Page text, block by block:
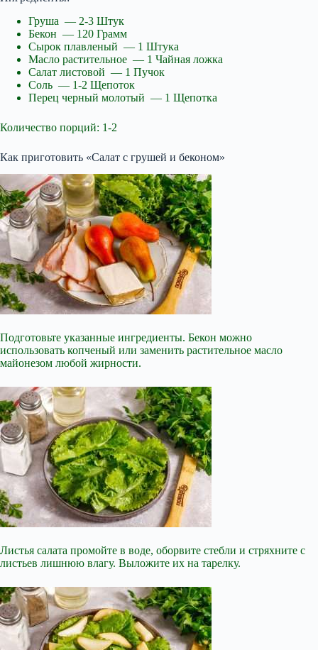
Груша — 2-3 Штук
Бекон — 120 Грамм
Сырок плавленый — 1 Штука
Масло растительное — 1 Чайная ложка
Салат листовой — 1 Пучок
Соль — 1-2 Щепоток
Перец черный молотый — 1 Щепотка
Количество порций: 1-2
Как приготовить «Салат с грушей и беконом»
Подготовьте указанные ингредиенты. Бекон можно
использовать копченый или заменить растительное масло
майонезом любой жирности.
Листья салата промойте в воде, оборвите стебли и стряхните с
листьев лишнюю влагу. Выложите их на тарелку.